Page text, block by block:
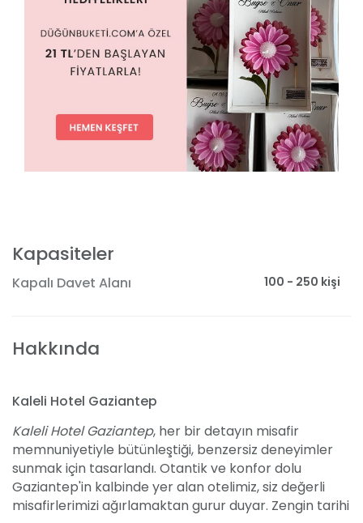
Kapasiteler
Kapalı Davet Alanı 100 - 250 kişi
Hakkında
Kaleli Hotel Gaziantep
Kaleli Hotel Gaziantep, her bir detayın misafir
memnuniyetiyle bütünleştiği, benzersiz deneyimler
sunmak için tasarlandı. Otantik ve konfor dolu
Gaziantep'in kalbinde yer alan otelimiz, siz değerli
misafirlerimizi ağırlamaktan gurur duyar. Zengin tarihi